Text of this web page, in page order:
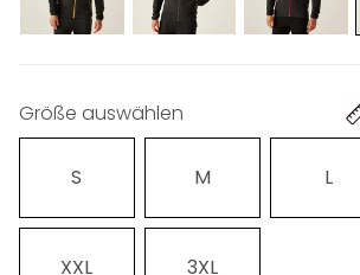
Größe auswählen
S M L
XXL 3XL